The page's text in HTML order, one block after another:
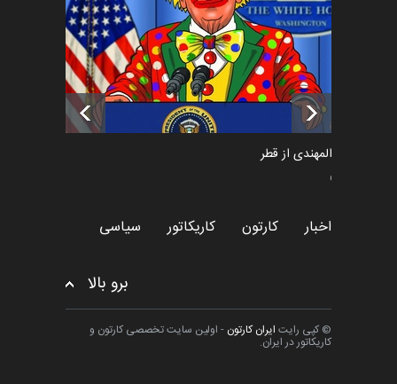
اخبار 6 ماه قبل
تسلیت به همکار | سهراب خیری
اخبار 6 ماه قبل
سعد المهندی از قطر
سیاسی
اخبار کارتون کاریکاتور سیاسی
برو بالا
© کپی رایت ایران کارتون - اولین سایت تخصصی کارتون و
کاریکاتور در ایران.